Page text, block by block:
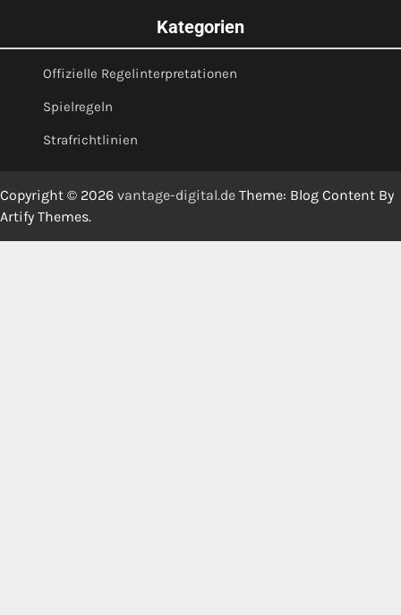
Kategorien
Offizielle Regelinterpretationen
Spielregeln
Strafrichtlinien
Copyright © 2026 vantage-digital.de Theme: Blog Content By
Artify Themes.